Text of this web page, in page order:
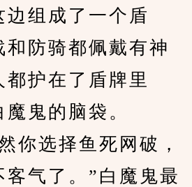
组成了一个盾
和防骑都佩戴有神
护在了盾牌里
鬼的脑袋。
选择鱼死网破，
客气了。”白魔鬼最